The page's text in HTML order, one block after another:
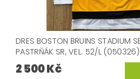
DRES BOSTON BRUINS STADIUM
PASTRŇÁK SR, VEL. 52/L (050326)
2 500 Kč